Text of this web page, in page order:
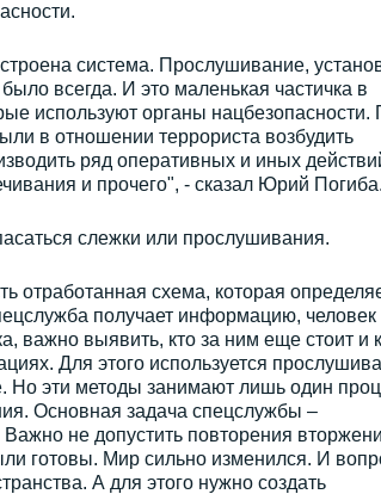
система. Прослушивание,
всегда. И это маленькая частичка в
используют органы нацбезопасности.
в отношении террориста возбудить
ряд оперативных и иных
и прочего", - сказал Юрий Погиба.
слежки или прослушивания.
отработанная схема, которая
получает информацию, человек
важно выявить, кто за ним еще стоит и
Для этого используется
Но эти методы занимают лишь один
Основная задача спецслужбы –
не допустить повторения
готовы. Мир сильно изменился. И
А для этого нужно создать